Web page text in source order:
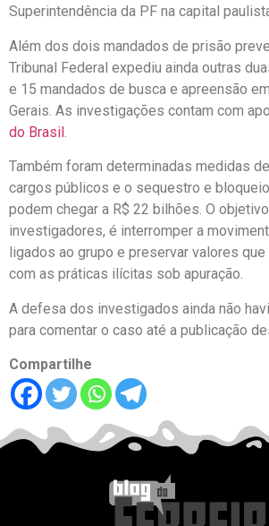
Superintendência da PF na capital
Além dos dois mandados de prisão
Tribunal Federal expediu ainda outras
e 15 mandados de busca e apreensão
Gerais. As investigações contam com
do Brasil
Também foram determinadas medidas
cargos públicos e o sequestro e
podem chegar a R$ 22 bilhões. O
investigadores, é interromper a
ligados ao grupo e preservar valores
com as práticas ilícitas sob apuração.
A defesa dos investigados ainda não
para comentar o caso até a publicação
Compartilhe